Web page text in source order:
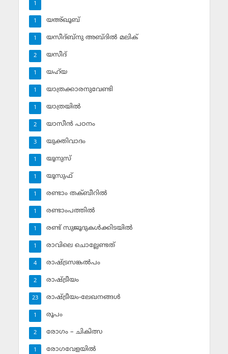
1
യഅ്ഖൂബ്‌
1
യസീദ്ബ്‌നു അബ്ദില്‍ മലിക്‌
1
യസീദ്‌
2
യഹ്‌യ
1
യാത്രക്കാരനുവേണ്ടി
1
യാത്രയില്‍
1
യാസീന്‍ പഠനം
2
യുക്തിവാദം
3
യൂനുസ്‌
1
യൂസുഫ്‌
1
രണ്ടാം തക്ബീറില്‍
1
രണ്ടാംപത്തില്‍
1
രണ്ട് സുജൂദുകള്‍ക്കിടയില്‍
1
രാവിലെ ചൊല്ലേണ്ടത്
1
രാഷ്ട്രസങ്കല്‍പം
4
രാഷ്ട്രീയം
2
രാഷ്ട്രീയം-ലേഖനങ്ങള്‍
23
രൂപം
1
രോഗം – ചികിത്സ
2
രോഗവേളയില്‍
1